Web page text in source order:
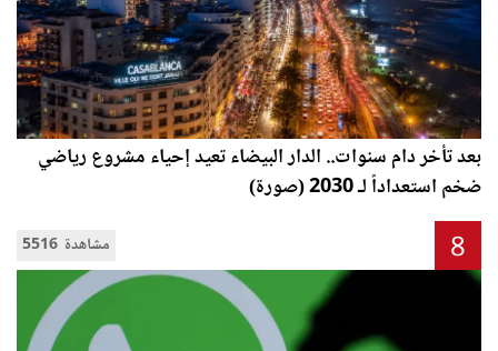
بعد تأخر دام سنوات.. الدار البيضاء تعيد إحياء مشروع رياضي
ضخم استعداداً لـ 2030 (صورة)
5516 مشاهدة 8